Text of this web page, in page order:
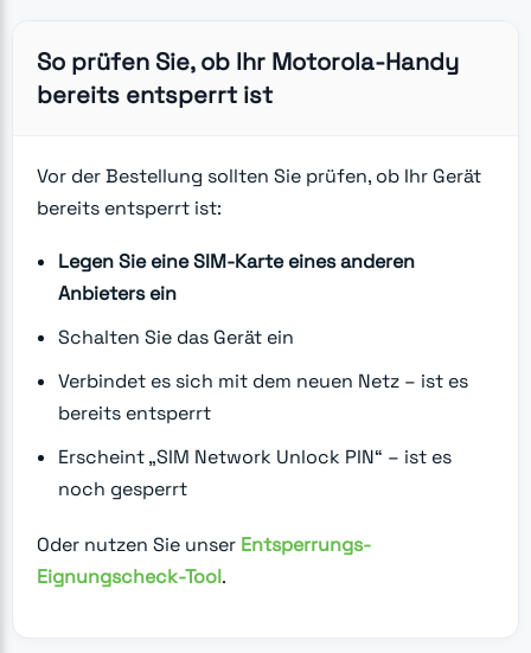
So prüfen Sie, ob Ihr Motorola-Handy
bereits entsperrt ist
Vor der Bestellung sollten Sie prüfen, ob Ihr Gerät
bereits entsperrt ist:
Legen Sie eine SIM-Karte eines anderen
Anbieters ein
Schalten Sie das Gerät ein
Verbindet es sich mit dem neuen Netz – ist es
bereits entsperrt
Erscheint „SIM Network Unlock PIN“ – ist es
noch gesperrt
Oder nutzen Sie unser Entsperrungs-
Eignungscheck-Tool.